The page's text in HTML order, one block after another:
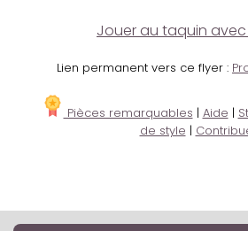
Jouer au taquin
Lien permanent vers ce flyer :
Pièces remarquables | Aide |
de style |